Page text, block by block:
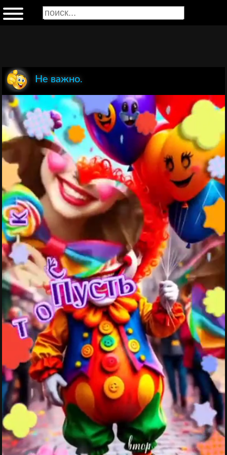
Не важно.